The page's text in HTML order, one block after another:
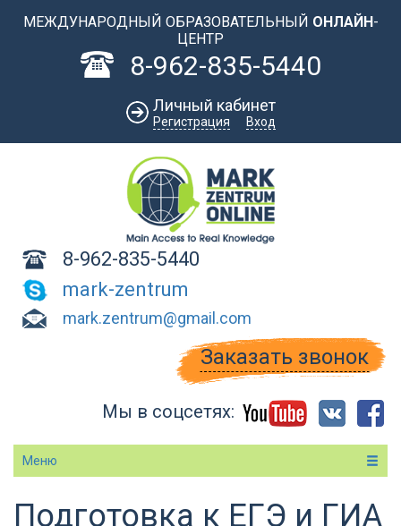
МЕЖДУНАРОДНЫЙ ОБРАЗОВАТЕЛЬНЫЙ ОНЛАЙН-
ЦЕНТР
8-962-835-5440
Личный кабинет
Регистрация Вход
8-962-835-5440
mark-zentrum
mark.zentrum@gmail.com
Заказать звонок
Мы в соцсетях:
Меню
Подготовка к ЕГЭ и ГИА